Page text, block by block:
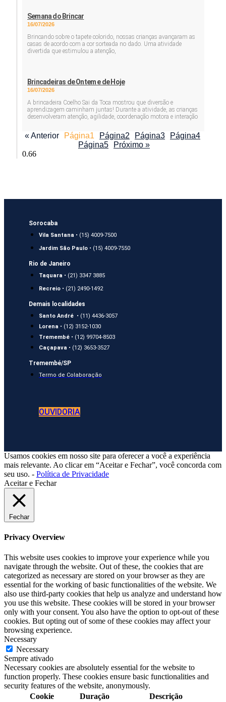
Semana do Brincar
16/07/2026
Brincando sobre o tapete colorido, nossas crianças avançaram as
casas de acordo com a cor sorteada no dado. Uma atividade
divertida que estimulou a atenção,
Brincadeiras de Ontem e de Hoje
16/07/2026
A brincadeira Coelho Sai da Toca mostrou que diversão e
aprendizagem caminham juntas! Durante a atividade, as crianças
desenvolveram atenção, agilidade, coordenação motora e interação
« Anterior Página1 Página2 Página3 Página4
Página5 Próximo »
Sorocaba
Vila Santana • (15) 4009-7500
Jardim São Paulo • (15) 4009-7550
Rio de Janeiro
Taquara • (21) 3347 3885
Recreio • (21) 2490-1492
Demais localidades
Santo André • (11) 4436-3057
Lorena • (12) 3152-1030
Tremembé • (12) 99704-8503
Caçapava • (12) 3653-3527
Tremembé/SP
Termo de Colaboração
OUVIDORIA
Usamos cookies em nosso site para oferecer a você a experiência
mais relevante. Ao clicar em “Aceitar e Fechar”, você concorda com
seu uso. - Política de Privacidade
Aceitar e Fechar
Fechar
Privacy Overview
This website uses cookies to improve your experience while you
navigate through the website. Out of these, the cookies that are
categorized as necessary are stored on your browser as they are
essential for the working of basic functionalities of the website. We
also use third-party cookies that help us analyze and understand how
you use this website. These cookies will be stored in your browser
only with your consent. You also have the option to opt-out of these
cookies. But opting out of some of these cookies may affect your
browsing experience.
Necessary
Necessary
Sempre ativado
Necessary cookies are absolutely essential for the website to
function properly. These cookies ensure basic functionalities and
security features of the website, anonymously.
Cookie
Duração Descrição